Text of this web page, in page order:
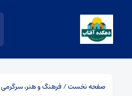
صفحه نخست/ فرهنگ و هنر،